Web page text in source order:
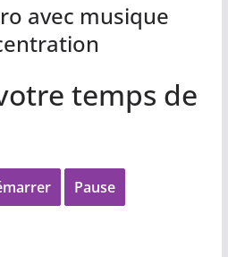
avec musique
temps de
Pause